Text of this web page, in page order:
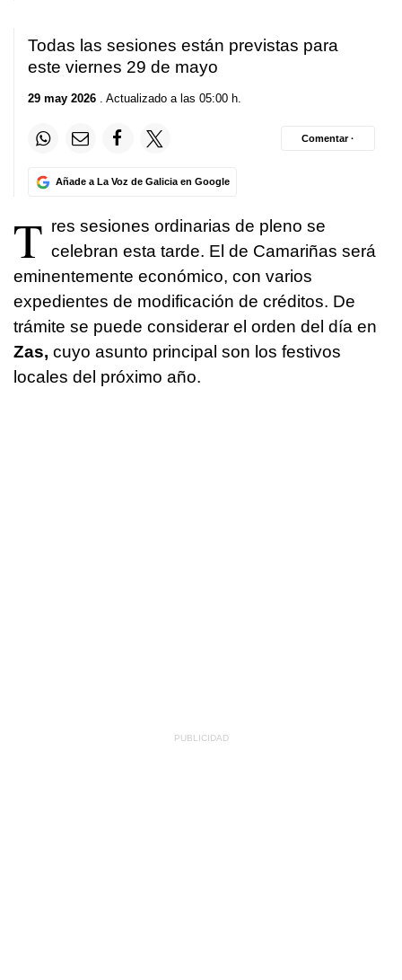
Todas las sesiones están previstas para
este viernes 29 de mayo
29 may 2026 . Actualizado a las 05:00 h.
Añade a La Voz de Galicia en Google
Comentar ·
T res sesiones ordinarias de pleno se
celebran esta tarde. El de Camariñas será
eminentemente económico, con varios
expedientes de modificación de créditos. De
trámite se puede considerar el orden del día en
Zas, cuyo asunto principal son los festivos
locales del próximo año.